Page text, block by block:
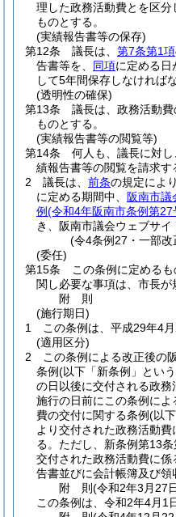
理した政務活動費とを区
ものとする。
(実績報告書等の保存)
第12条
議長は、 第7条第1項
告書等を、 同項に定める日
して5年間保存しなければ
(透明性の確保)
第13条
議長は、政務活動
ものとする。
(実績報告書等の閲覧等)
第14条
何人も、議長に対し
績報告書等の閲覧を請求す
2
議長は、 前条の規定によ
に定める期間中、
阪南市議
例(令和4年阪南市条例第27
き、阪南市議会ウェブサイ
(令4条例27・一部改
(委任)
第15条
この条例に定める
関し必要な事項は、市長が
附 則
(施行期日)
1
この条例は、平成29年4
(適用区分)
2
この条例による改正後の
条例(以下「新条例」とい
の日以後に交付される政
施行の日前にこの条例に
費の交付に関する条例(以
より交付された政務活動
る。 ただし、新条例第13
交付された政務活動費に
告書並びに会計帳簿及び領
附 則(令和2年3月27
この条例は、令和2年4月1